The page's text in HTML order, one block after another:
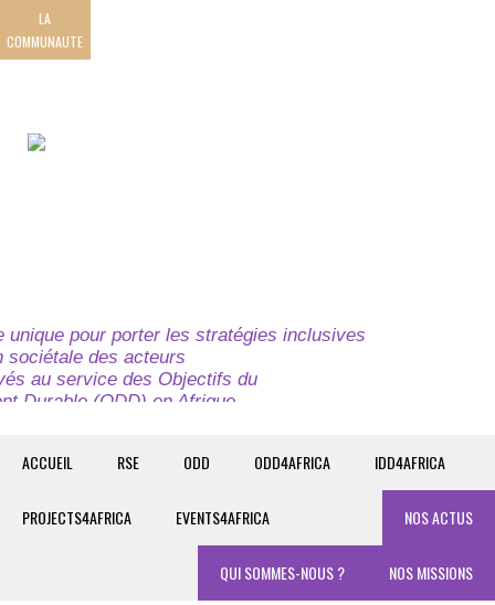
LA
COMMUNAUTE
unique pour porter les stratégies inclusives
sociétale des acteurs
au service des Objectifs du
Durable (ODD) en Afrique.
ACCUEIL RSE ODD ODD4AFRICA IDD4AFRICA
PROJECTS4AFRICA EVENTS4AFRICA NOS ACTUS
NOS MISSIONS
QUI SOMMES-NOUS ?